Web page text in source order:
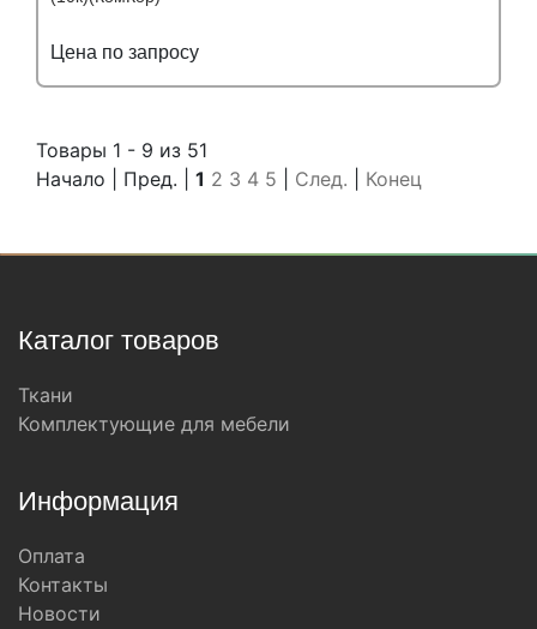
Цена по запросу
Товары 1 - 9 из 51
Начало | Пред. | 1 2 3 4 5 След. Конец
Каталог товаров
Ткани
Комплектующие для мебели
Информация
Оплата
Контакты
Новости